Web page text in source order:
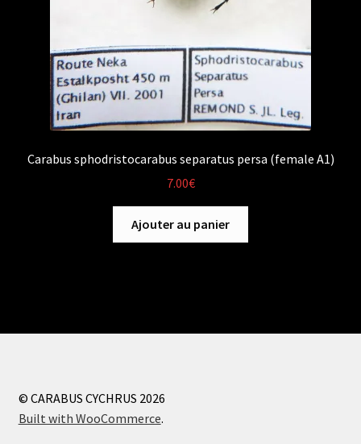
Carabus sphodristocarabus separatus persa (female A1)
7.00€
Ajouter au panier
© CARABUS CYCHRUS 2026
Built with WooCommerce.